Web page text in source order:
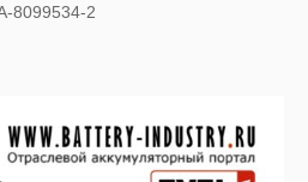
8099534-2